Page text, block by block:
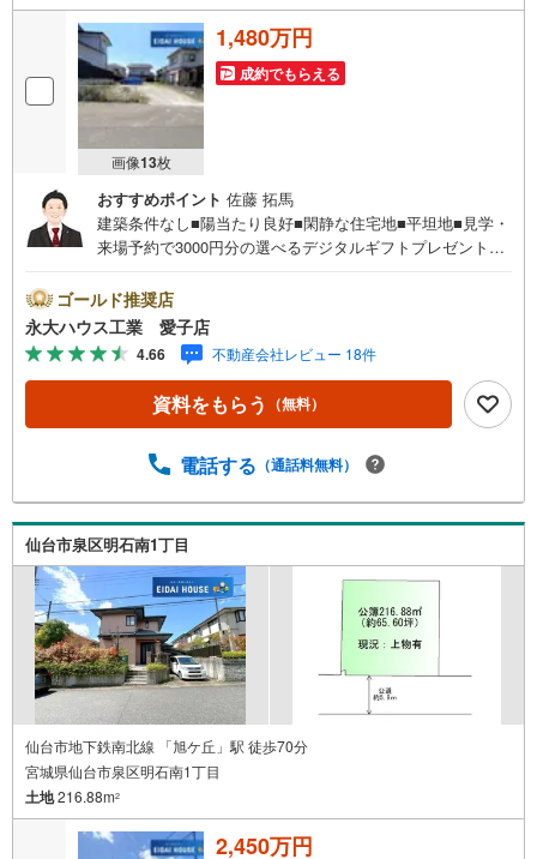
画像13枚
1,480万円
成約でもらえる
おすすめポイント 佐藤 拓馬
建築条件なし■陽当たり良好■閑静な住宅地■平坦地■見学・
来場予約で3000円分の選べるデジタルギフトプレゼント実
市を中心に宮城県内の多数店舗で展開中！こちらでは当社
の強みを大きく2つに分けてご紹介！1.＜豊富な不動産知識
＞戸建・マンション・土地...と種別を問わず不動産を取り
扱っております。更に教育施設や商業施設、子育て環境や
行政などの地域情報を総合し、お客様により良い物件選び
をして頂けるよう、しっかりとサポートさせて頂きます。
っ越し】【リフォーム】など住宅に関する様々なご質問は
ても、誠心誠意ご説明させて頂きます。各店舗ではキッズ
スペースも完備！お子様連れのご家族様で是非お越しくだ
さい。営業時間:10:00～18:00（定休日火・水曜日※店舗に
より変動あり）現地のご案内も可能ですので、どうぞお気
軽にお問い合わせください！
ゴールド推奨店
永大ハウス工業 愛子店
4.66 不動産会社レビュー 18件
資料をもらう （無料）
電話する （通話料無料）
仙台市泉区明石南1丁目
仙台市地下鉄南北線 「旭ケ丘」駅 徒歩70分
宮城県仙台市泉区明石南1丁目
土地216.88m2
2,450万円